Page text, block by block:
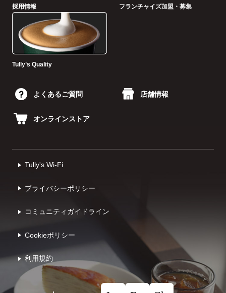
採用情報 フランチャイズ加盟・募集
Tullyʼs Quality
よくあるご質問 店舗情報
オンラインストア
Tully's Wi-Fi
プライバシーポリシー
コミュニティガイドライン
Cookieポリシー
利⽤規約